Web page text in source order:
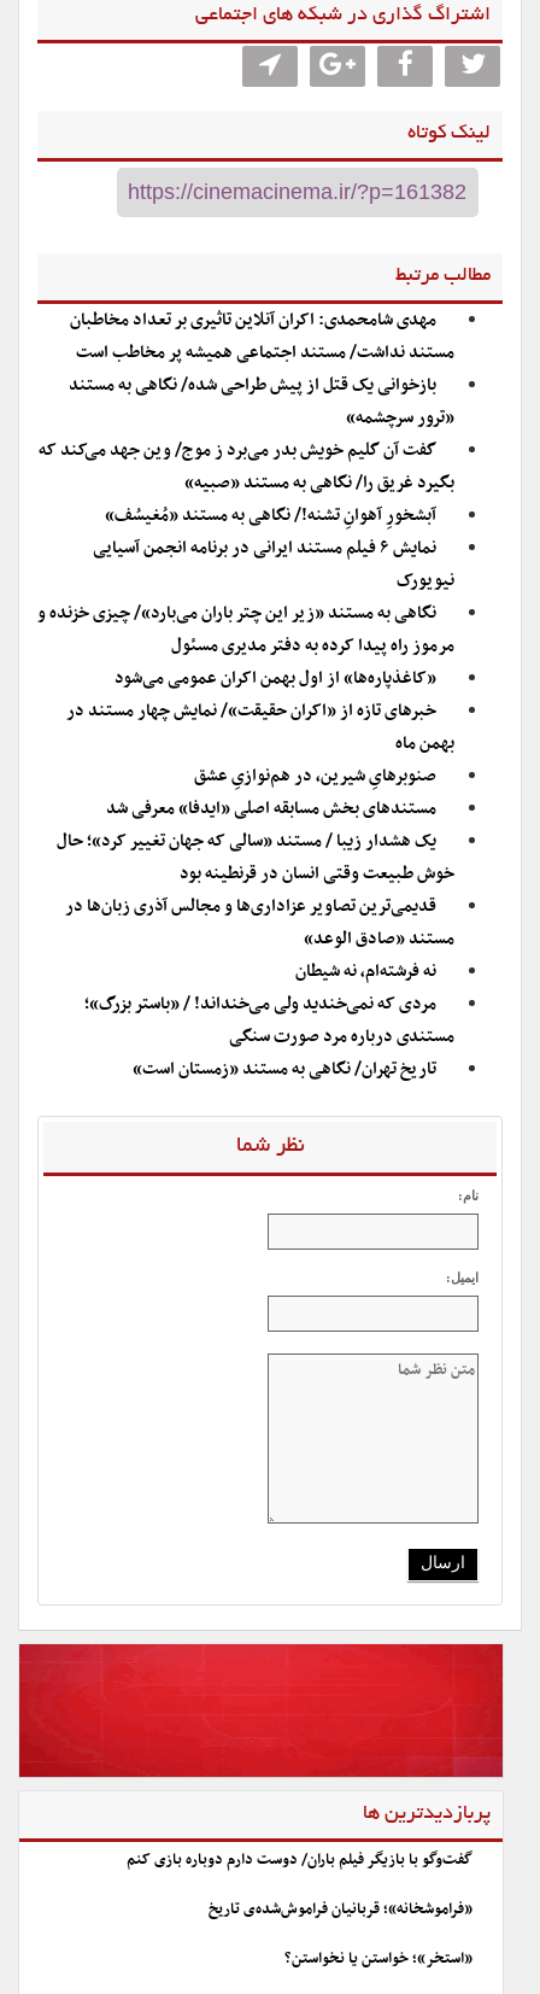
اشتراگ گذاری در شبکه های اجتماعی
لینک کوتاه
مطالب مرتبط
مهدی شامحمدی: اکران آنلاین تاثیری بر تعداد مخاطبان
مستند نداشت/ مستند اجتماعی همیشه پر مخاطب است
بازخوانی یک قتل از پیش طراحی شده/ نگاهی به مستند
«ترور سرچشمه»
گفت آن گلیم خویش بدر می‌برد ز موج/ وین جهد می‌کند که
بگیرد غریق را/ نگاهی به مستند «صبیه»
آبشخورِ آهوانِ تشنه!/ نگاهی به مستند «مُغیسُف»
نمایش ۶ فیلم مستند ایرانی در برنامه انجمن آسیایی
نیویورک
نگاهی به مستند «زیر این چتر باران می‌بارد»/ چیزی خزنده و
مرموز راه پیدا کرده به دفتر مدیری مسئول
«کاغذپاره‌ها» از اول بهمن اکران عمومی می‌شود
خبرهای تازه از «اکران حقیقت»/ نمایش چهار مستند در
بهمن ماه
صنوبرهایِ شیرین، در هم‌نوازیِ عشق
مستندهای بخش مسابقه اصلی «ایدفا» معرفی شد
یک هشدار زیبا / مستند «سالی که جهان تغییر کرد»؛ حال
خوش طبیعت وقتی انسان در قرنطینه بود
قدیمی‌ترین تصاویر عزاداری‌ها و مجالس آذری زبان‌ها در
مستند «صادق الوعد»
نه فرشته‌ام، نه شیطان
مردی که نمی‌خندید ولی می‌خنداند! / «باستر بزرگ»؛
مستندی درباره مرد صورت سنگی
تاریخ تهران/ نگاهی به مستند «زمستان است»
نظر شما
نام:
ایمیل:
پربازدیدترین ها
گفت‌وگو با بازیگر فیلم باران/ دوست دارم دوباره بازی کنم
«فراموشخانه»؛ قربانیان فراموش‌شده‌ی تاریخ
«استخر»؛ خواستن یا نخواستن؟